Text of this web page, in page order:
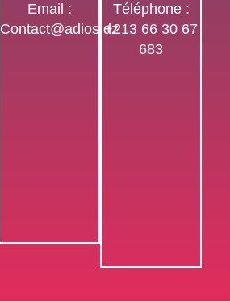
Email :
Contact@adios.dz
Téléphone :
+213 66 30 67
683